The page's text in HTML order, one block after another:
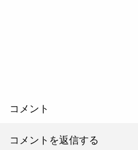
コメント
コメントを返信する